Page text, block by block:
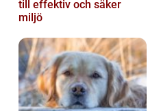
till effektiv och säker
miljö